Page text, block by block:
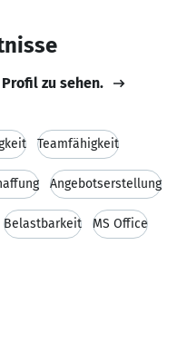
zu sehen.
Teamfähigkeit
Angebotserstellung
Belastbarkeit MS Office